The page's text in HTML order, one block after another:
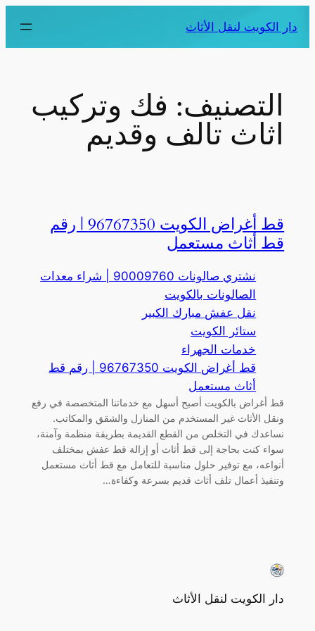
دار الكويت لنقل الأثاث
التصنيف: فك وتركيب
اثاث تالف وقديم
قط أغراض الكويت 96767350 | رقم
قط أثاث مستعمل
نشتري صالونات 90009760 | شراء معدات
الصالونات بالكويت
نقل عفش مبارك الكبير
ستائر الكويت
خدمات الجهراء
قط أغراض الكويت 96767350 | رقم قط
أثاث مستعمل
قط أغراض بالكويت أصبح أسهل مع خدماتنا المتخصصة في رفع
ونقل الأثاث غير المستخدم من المنازل والشقق والمكاتب.
نساعدك في التخلص من القطع القديمة بطريقة منظمة وآمنة،
سواء كنت بحاجة إلى قط أثاث أو إزالة قط عفش بمختلف
أنواعه، مع توفير حلول مناسبة للتعامل مع قط أثاث مستعمل
وتنفيذ أعمال تلف أثاث قديم بسرعة وكفاءة…
دار الكويت لنقل الأثاث